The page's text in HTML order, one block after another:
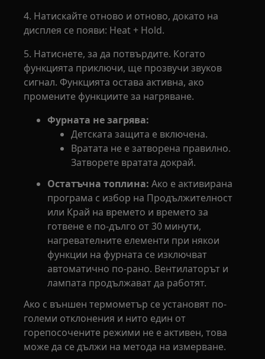
4. Натискайте отново и отново, докато на
дисплея се появи: Heat + Hold.
5. Натиснете, за да потвърдите. Когато
функцията приключи, ще прозвучи звуков
сигнал. Функцията остава активна, ако
промените функциите за нагряване.
Фурната не загрява:
Детската защита е включена.
Вратата не е затворена правилно.
Затворете вратата докрай.
Остатъчна топлина: Ако е активирана
програма с избор на Продължителност
или Край на времето и времето за
готвене е по-дълго от 30 минути,
нагревателните елементи при някои
функции на фурната се изключват
автоматично по-рано. Вентилаторът и
лампата продължават да работят.
Ако с външен термометър се установят по-
големи отклонения и нито един от
горепосочените режими не е активен, това
може да се дължи на метода на измерване.